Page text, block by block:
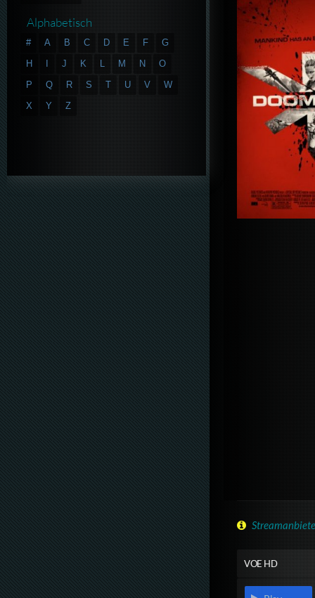
VOE HD
Alphabetisch
# A B C D E F
G
H
J K L M N
O
P
Q R S T U V
W
X
Y Z